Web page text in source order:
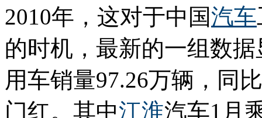
2010年，这对于中国汽车
的时机，最新的一组数
用车销量97.26万辆，同
门红。其中江淮汽车1月